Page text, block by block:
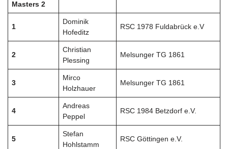
Masters 2
1
Dominik
Hofeditz
RSC 1978 Fuldabrück e.V
2
Christian
Plessing
Melsunger TG 1861
3
Mirco
Holzhauer
Melsunger TG 1861
4
Andreas
Peppel
RSC 1984 Betzdorf e.V.
5
Stefan
Hohlstamm
RSC Göttingen e.V.